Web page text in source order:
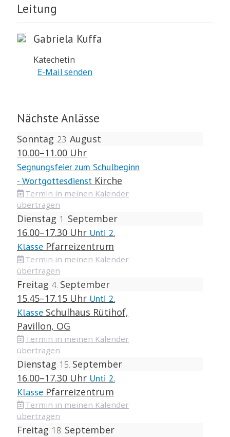
Leitung
Gabriela Kuffa
Katechetin
E-Mail senden
Nächste Anlässe
Sonntag 23 August
10.00–11.00 Uhr
Segnungsfeier zum Schulbeginn
- Wortgottesdienst Kirche
Termin in meinen Kalender
übertragen
Dienstag 1 September
16.00–17.30 Uhr Unti 2.
Klasse Pfarreizentrum
Termin in meinen Kalender
übertragen
Freitag 4 September
15.45–17.15 Uhr Unti 2.
Klasse Schulhaus Rütihof,
Pavillon, OG
Termin in meinen Kalender
übertragen
Dienstag 15 September
16.00–17.30 Uhr Unti 2.
Klasse Pfarreizentrum
Termin in meinen Kalender
übertragen
Freitag 18 September